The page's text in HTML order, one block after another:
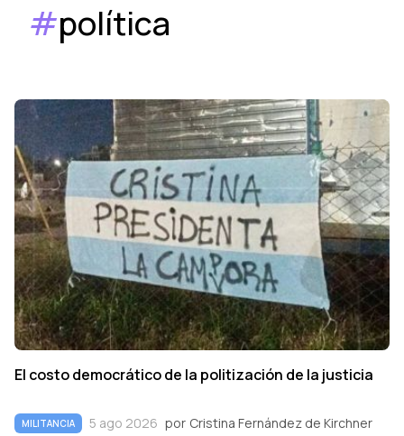
#política
El costo democrático de la politización de la justicia
MILITANCIA 5 ago 2026 por Cristina Fernández de Kirchner